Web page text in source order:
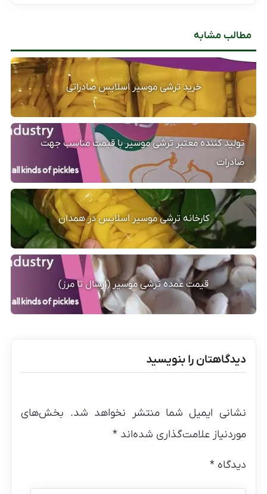
مطالب مشابه
خرید ترشی موسیر اسلایس صادراتی
تولید کننده معتبر ترشی موسیر با قیمت مناسب جهت
صادرات
کارخانه ترشی موسیر اسلایس در همدان
قیمت عمده ترشی موسیر (ارسال تا مرز)
دیدگاهتان را بنویسید
نشانی ایمیل شما منتشر نخواهد شد. بخش‌های
موردنیاز علامت‌گذاری شده‌اند*
دیدگاه*